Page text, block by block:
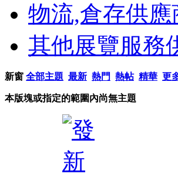
物流,倉存供應
其他展覽服務
新窗 全部主題 最新 熱門 熱帖 精華 更
本版塊或指定的範圍內尚無主題